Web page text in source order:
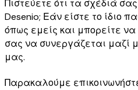
Πιστεύετε ότι τα σχέδιά
Desenio; Εάν είστε το ίδιο
όπως εμείς και μπορείτε
σας να συνεργάζεται μαζί
μας.
Παρακαλούμε